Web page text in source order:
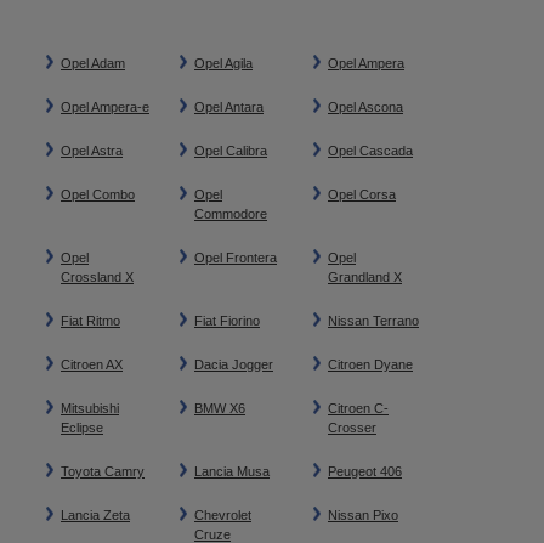
Opel Adam Opel Agila Opel Ampera
Opel Ampera-e Opel Antara Opel Ascona
Opel Astra Opel Calibra Opel Cascada
Opel Combo
Opel
Commodore
Opel Corsa
Opel
Crossland X
Opel Frontera
Opel
Grandland X
Fiat Ritmo Fiat Fiorino Nissan Terrano
Citroen AX Dacia Jogger Citroen Dyane
Mitsubishi
Eclipse
BMW X6
Citroen C-
Crosser
Toyota Camry Lancia Musa Peugeot 406
Lancia Zeta
Chevrolet
Cruze
Nissan Pixo